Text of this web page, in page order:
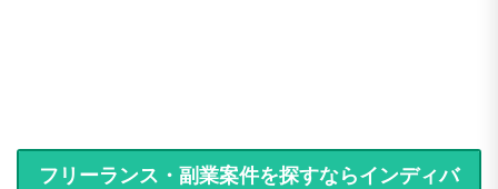
フリーランス・副業案件を探すならインディバ